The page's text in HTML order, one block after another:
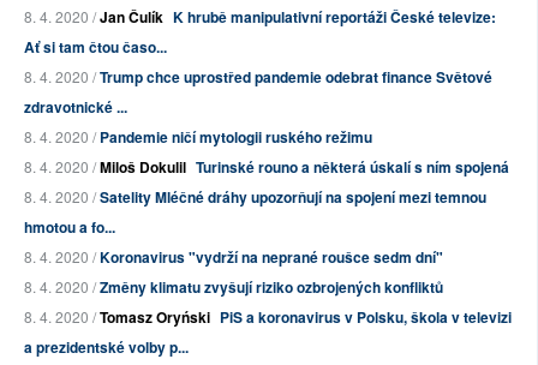
8. 4. 2020 /Jan Čulík K hrubě manipulativní reportáži České televize:
Ať si tam čtou časo...
8. 4. 2020 /Trump chce uprostřed pandemie odebrat finance Světové
zdravotnické ...
8. 4. 2020 /Pandemie ničí mytologii ruského režimu
8. 4. 2020 /Miloš Dokulil Turinské rouno a některá úskalí s ním spojená
8. 4. 2020 /Satelity Mléčné dráhy upozorňují na spojení mezi temnou
hmotou a fo...
8. 4. 2020 /Koronavirus "vydrží na neprané roušce sedm dní"
8. 4. 2020 /Změny klimatu zvyšují riziko ozbrojených konfliktů
8. 4. 2020 /Tomasz Oryński PiS a koronavirus v Polsku, škola v televizi
a prezidentské volby p...